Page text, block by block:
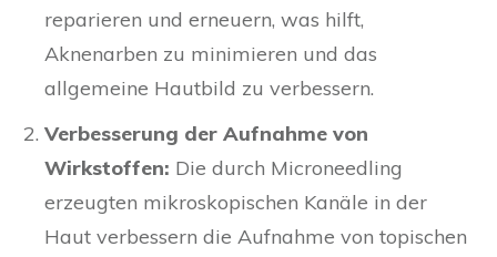
reparieren und erneuern, was hilft,
Aknenarben zu minimieren und das
allgemeine Hautbild zu verbessern.
Verbesserung der Aufnahme von
Wirkstoffen: Die durch Microneedling
erzeugten mikroskopischen Kanäle in der
Haut verbessern die Aufnahme von topischen